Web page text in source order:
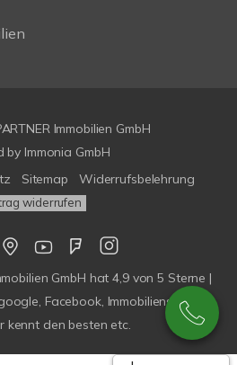
Immobilien GmbH
by Immonia GmbH
Sitemap Widerrufsbelehrung
widerrufen
GmbH hat4,9von5 Sterne |
Facebook, Immobilienscout,
kennt den besten etc.